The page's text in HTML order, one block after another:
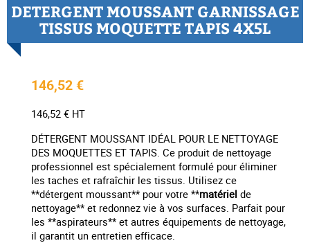
DETERGENT MOUSSANT GARNISSAGE
TISSUS MOQUETTE TAPIS 4X5L
146,52 €
146,52 € HT
DÉTERGENT MOUSSANT IDÉAL POUR LE NETTOYAGE
DES MOQUETTES ET TAPIS. Ce produit de nettoyage
professionnel est spécialement formulé pour éliminer
les taches et rafraîchir les tissus. Utilisez ce
**détergent moussant** pour votre **matériel de
nettoyage** et redonnez vie à vos surfaces. Parfait pour
les **aspirateurs** et autres équipements de nettoyage,
il garantit un entretien efficace.